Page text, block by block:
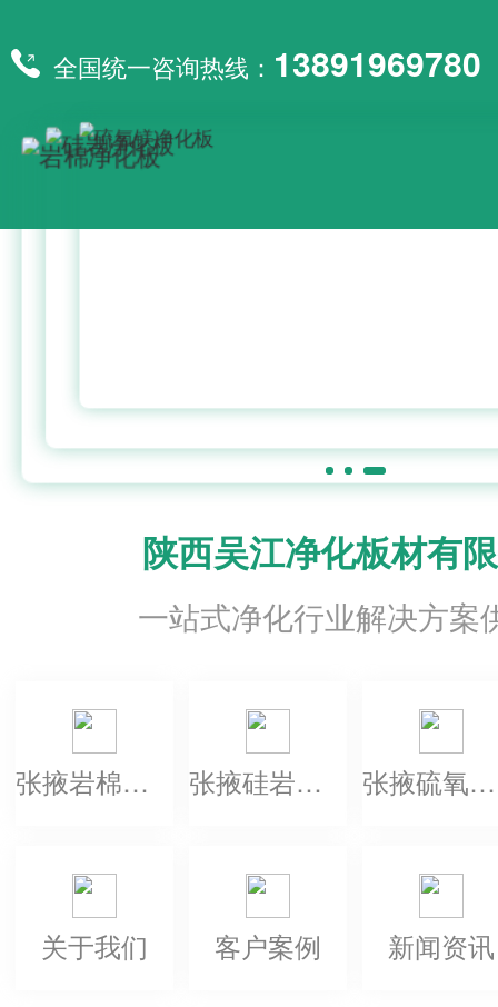
全国统一咨询热线： 13891969780
陕西吴江净化板材有
一站式净化行业解决方案
张掖岩棉净化板 张掖硅岩净化板 张掖硫氧镁净化板
关于我们 客户案例 新闻资讯